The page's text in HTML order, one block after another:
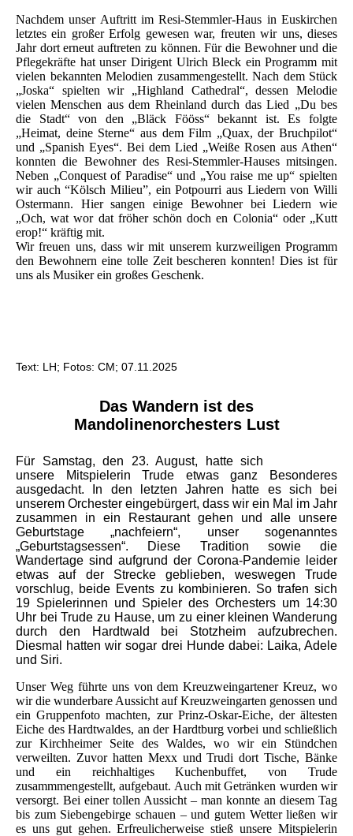
Nachdem unser Auftritt im Resi-Stemmler-Haus in Euskirchen
letztes ein großer Erfolg gewesen war, freuten wir uns, dieses
Jahr dort erneut auftreten zu können. Für die Bewohner und die
Pflegekräfte hat unser Dirigent Ulrich Bleck ein Programm mit
vielen bekannten Melodien zusammengestellt. Nach dem Stück
„Joska“ spielten wir „Highland Cathedral“, dessen Melodie
vielen Menschen aus dem Rheinland durch das Lied „Du bes
die Stadt“ von den „Bläck Fööss“ bekannt ist. Es folgte
„Heimat, deine Sterne“ aus dem Film „Quax, der Bruchpilot“
und „Spanish Eyes“. Bei dem Lied „Weiße Rosen aus Athen“
konnten die Bewohner des Resi-Stemmler-Hauses mitsingen.
Neben „Conquest of Paradise“ und „You raise me up“ spielten
wir auch “Kölsch Milieu”, ein Potpourri aus Liedern von Willi
Ostermann. Hier sangen einige Bewohner bei Liedern wie
„Och, wat wor dat fröher schön doch en Colonia“ oder „Kutt
erop!“ kräftig mit.
Wir freuen uns, dass wir mit unserem kurzweiligen Programm
den Bewohnern eine tolle Zeit bescheren konnten! Dies ist für
uns als Musiker ein großes Geschenk.
Text: LH; Fotos: CM; 07.11.2025
Das Wandern ist des
Mandolinenorchesters Lust
Für Samstag, den 23. August, hatte sich
unsere Mitspielerin Trude etwas ganz Besonderes
ausgedacht. In den letzten Jahren hatte es sich bei
unserem Orchester eingebürgert, dass wir ein Mal im Jahr
zusammen in ein Restaurant gehen und alle unsere
Geburtstage „nachfeiern“, unser sogenanntes
„Geburtstagsessen“. Diese Tradition sowie die
Wandertage sind aufgrund der Corona-Pandemie leider
etwas auf der Strecke geblieben, weswegen Trude
vorschlug, beide Events zu kombinieren. So trafen sich
19 Spielerinnen und Spieler des Orchesters um 14:30
Uhr bei Trude zu Hause, um zu einer kleinen Wanderung
durch den Hardtwald bei Stotzheim aufzubrechen.
Diesmal hatten wir sogar drei Hunde dabei: Laika, Adele
und Siri.
Unser Weg führte uns von dem Kreuzweingartener Kreuz, wo
wir die wunderbare Aussicht auf Kreuzweingarten genossen und
ein Gruppenfoto machten, zur Prinz-Oskar-Eiche, der ältesten
Eiche des Hardtwaldes, an der Hardtburg vorbei und schließlich
zur Kirchheimer Seite des Waldes, wo wir ein Stündchen
verweilten. Zuvor hatten Mexx und Trudi dort Tische, Bänke
und ein reichhaltiges Kuchenbuffet, von Trude
zusammmengestellt, aufgebaut. Auch mit Getränken wurden wir
versorgt. Bei einer tollen Aussicht – man konnte an diesem Tag
bis zum Siebengebirge schauen – und gutem Wetter ließen wir
es uns gut gehen. Erfreulicherweise stieß unsere Mitspielerin